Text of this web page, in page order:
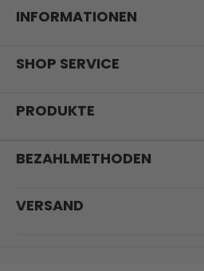
INFORMATIONEN
SHOP SERVICE
PRODUKTE
BEZAHLMETHODEN
VERSAND